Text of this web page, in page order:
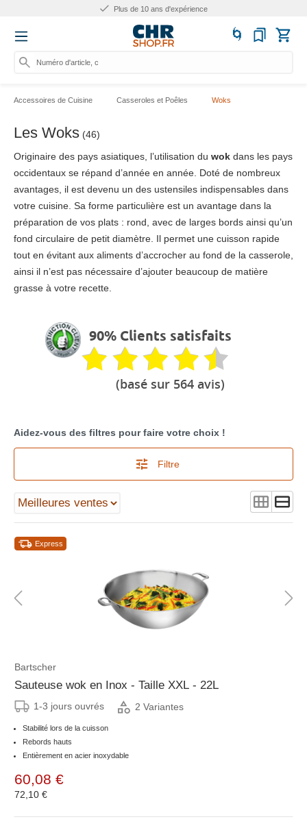
Plus de 10 ans d'expérience
Numéro d'article, catégorie
Accessoires de Cuisine Casseroles et Poêles Woks
Les Woks (46)
Originaire des pays asiatiques, l’utilisation du wok dans les pays
occidentaux se répand d’année en année. Doté de nombreux
avantages, il est devenu un des ustensiles indispensables dans
votre cuisine. Sa forme particulière est un avantage dans la
préparation de vos plats : rond, avec de larges bords ainsi qu’un
fond circulaire de petit diamètre. Il permet une cuisson rapide
tout en évitant aux aliments d’accrocher au fond de la casserole,
ainsi il n’est pas nécessaire d’ajouter beaucoup de matière
grasse à votre recette.
90% Clients satisfaits
(basé sur 564 avis)
Aidez-vous des filtres pour faire votre choix !
Filtre
Express
Bartscher
Sauteuse wok en Inox - Taille XXL - 22L
1-3 jours ouvrés 2 Variantes
Stabilité lors de la cuisson
Rebords hauts
Entièrement en acier inoxydable
60,08 €
72,10 €